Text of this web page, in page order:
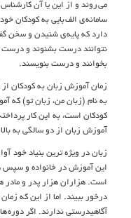
مي روند و از اين يا آن
سامانه ي الف بايي به کودکان
دارد که پايه ي شنيدن و سخن
نتوانند درست بشنوند و
بخوانند و درست بنويسند.
زمان آموزش زبان به کودکان
به نام (زبان من، زبان تو) که
کودکان است، به اين کار
آموزش زبان از دو سالگي به
زبان در ويژه ترين بنياد خود
اين آموزش در خانواده و سپس
است. هزاران هزار پدر و
درخور ببيند. اما از اين که
آگاهيدرستي ندارند. اگر دوره